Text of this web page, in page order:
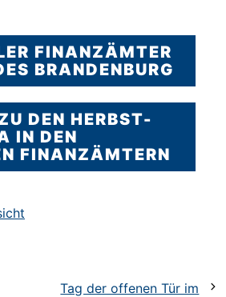
FINANZÄMTER
BRANDENBURG
DEN HERBST-
IN DEN
FINANZÄMTERN
Tag der offenen Tür im